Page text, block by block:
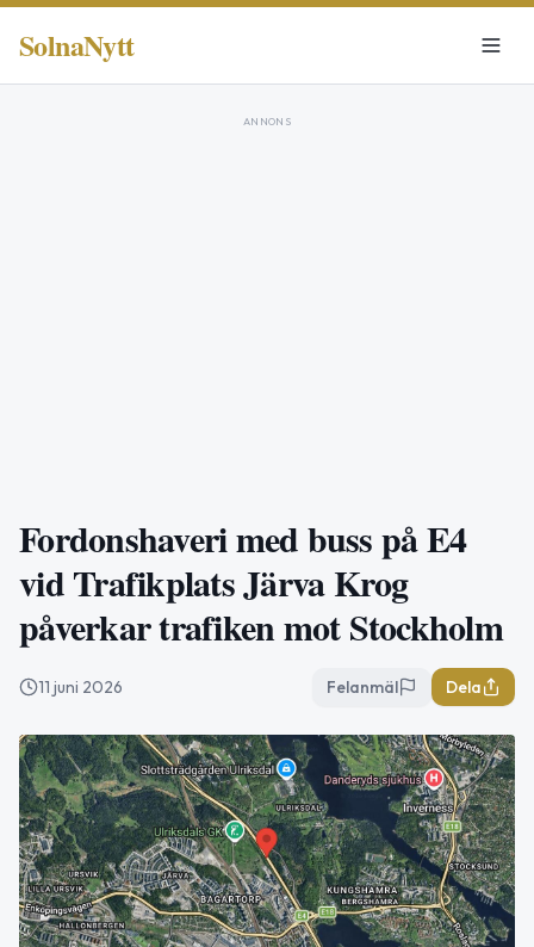
SolnaNytt
ANNONS
Fordonshaveri med buss på E4
vid Trafikplats Järva Krog
påverkar trafiken mot Stockholm
11 juni 2026 Felanmäl Dela